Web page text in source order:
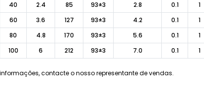
40 2.4 85 93±3 2.8 0.1 1
60 3.6 127 93±3 4.2 0.1 1
80 4.8 170 93±3 5.6 0.1 1
100 6 212 93±3 7.0 0.1 1
contacte o nosso representante de vendas.